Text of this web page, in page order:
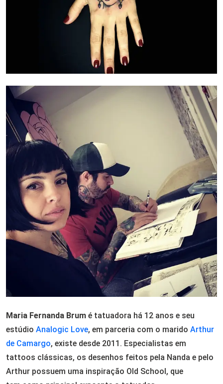
Maria Fernanda Brum é tatuadora há 12 anos e seu
estúdio Analogic Love, em parceria com o marido Arthur
de Camargo, existe desde 2011. Especialistas em
tattoos clássicas, os desenhos feitos pela Nanda e pelo
Arthur possuem uma inspiração Old School, que